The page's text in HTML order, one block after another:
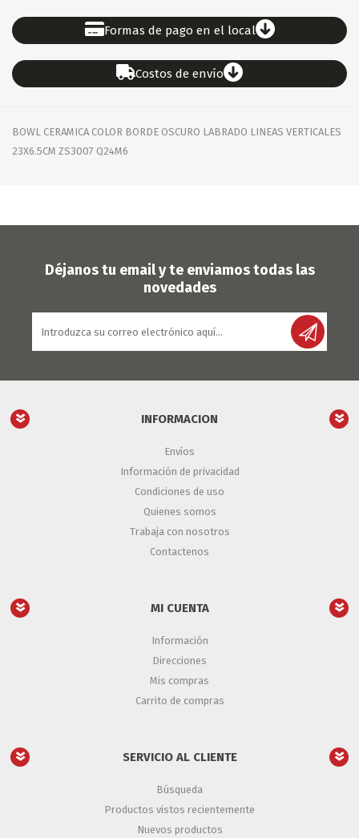
Formas de pago en el local
Costos de envío
BOWL CERAMICA COLOR BORDE OSCURO LABRADO LINEAS VERTICALES
23X6.5CM ZS3007 Q24M6
Déjanos tu email y te enviamos todas las
novedades
INFORMACION
Envíos
Información de privacidad
Condiciones de uso
Quienes somos
Trabaja con nosotros
Contactenos
MI CUENTA
Información
Direcciones
Mis compras
Carrito de compras
SERVICIO AL CLIENTE
Búsqueda
Productos vistos recientemente
Nuevos productos